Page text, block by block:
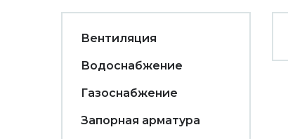
Вентиляция
Водоснабжение
Газоснабжение
Запорная арматура